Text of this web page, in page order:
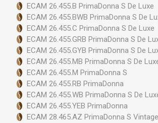
Szelepek és
ECAM 26.455.B PrimaDonna S De Luxe
ECAM 26.455.BWB PrimaDonna S De
ECAM 26.455.C PrimaDonna S De Luxe
ECAM 26.455.GRB PrimaDonna S De
ECAM 26.455.GYB PrimaDonna S De
ECAM 26.455.MB PrimaDonna S De
ECAM 26.455.M PrimaDonna S
ECAM 26.455.RB PrimaDonna
ECAM 26.455.WB PrimaDonna S De
ECAM 26.455.YEB PrimaDonna
ECAM 28.465.AZ PrimaDonna S Vintage